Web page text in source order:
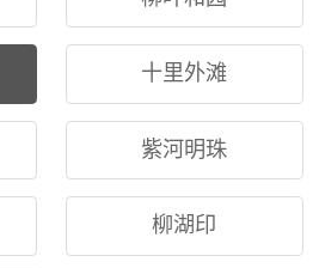
十里外滩
紫河明珠
柳湖印